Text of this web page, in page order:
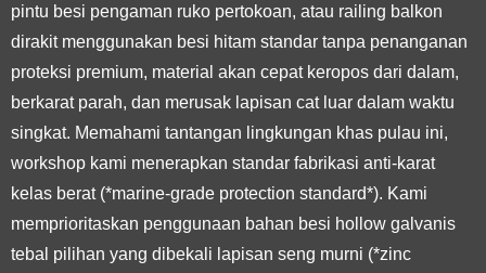
pintu besi pengaman ruko pertokoan, atau railing balkon
dirakit menggunakan besi hitam standar tanpa penanganan
proteksi premium, material akan cepat keropos dari dalam,
berkarat parah, dan merusak lapisan cat luar dalam waktu
singkat. Memahami tantangan lingkungan khas pulau ini,
workshop kami menerapkan standar fabrikasi anti-karat
kelas berat (*marine-grade protection standard*). Kami
memprioritaskan penggunaan bahan besi hollow galvanis
tebal pilihan yang dibekali lapisan seng murni (*zinc